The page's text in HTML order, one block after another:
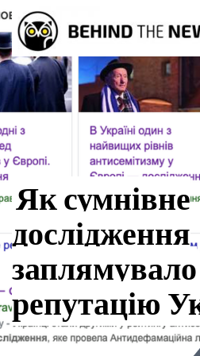
Як сумнівне
дослідження
заплямувало
репутацію